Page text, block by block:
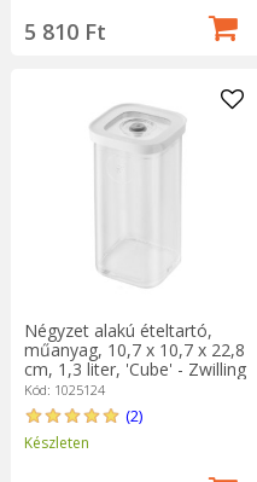
5 810 Ft
Négyzet alakú ételtartó,
műanyag, 10,7 x 10,7 x 22,8
cm, 1,3 liter, 'Cube' - Zwilling
Kód: 1025124
(2)
Készleten